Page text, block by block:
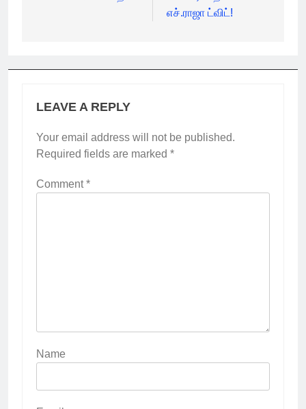
எச்.ராஜா ட்விட்!
LEAVE A REPLY
Your email address will not be published.
Required fields are marked *
Comment*
Name